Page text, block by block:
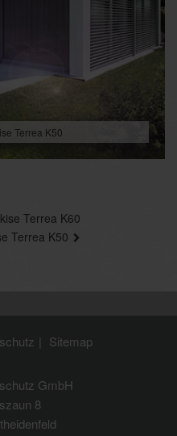
Terrea K50
Terrea K60
Terrea K50
Sitemap
GmbH
8